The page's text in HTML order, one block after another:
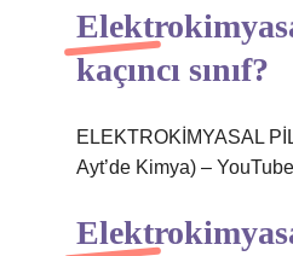
kaçıncı sınıf?
ELEKTROKİMYASAL
Ayt’de Kimya) –